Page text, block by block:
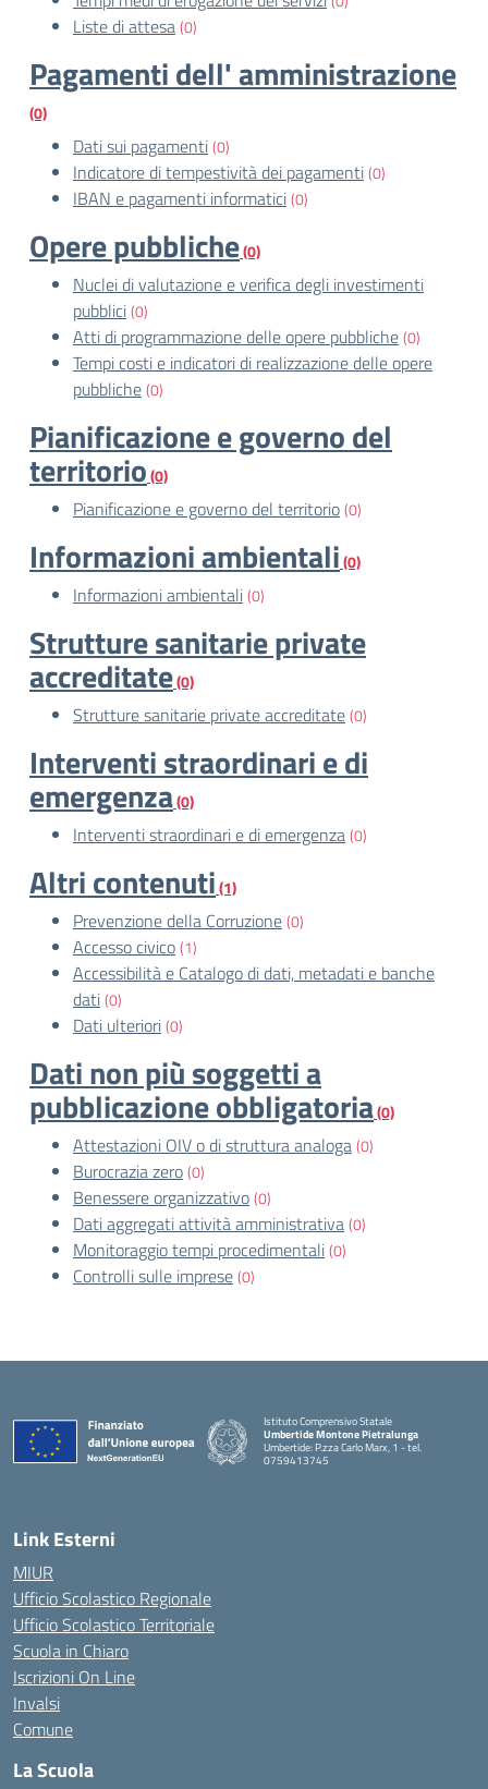
Liste di attesa(0)
Pagamenti dell' amministrazione
(0)
Dati sui pagamenti(0)
Indicatore di tempestività dei pagamenti(0)
IBAN e pagamenti informatici(0)
Opere pubbliche(0)
Nuclei di valutazione e verifica degli investimenti
pubblici(0)
Atti di programmazione delle opere pubbliche(0)
Tempi costi e indicatori di realizzazione delle opere
pubbliche(0)
Pianificazione e governo del
territorio(0)
Pianificazione e governo del territorio(0)
Informazioni ambientali(0)
Informazioni ambientali(0)
Strutture sanitarie private
accreditate(0)
Strutture sanitarie private accreditate(0)
Interventi straordinari e di
emergenza(0)
Interventi straordinari e di emergenza(0)
Altri contenuti(1)
Prevenzione della Corruzione(0)
Accesso civico(1)
Accessibilità e Catalogo di dati, metadati e banche
dati(0)
Dati ulteriori(0)
Dati non più soggetti a
pubblicazione obbligatoria(0)
Attestazioni OIV o di struttura analoga(0)
Burocrazia zero(0)
Benessere organizzativo(0)
Dati aggregati attività amministrativa(0)
Monitoraggio tempi procedimentali(0)
Controlli sulle imprese(0)
Istituto Comprensivo Statale
Umbertide Montone Pietralunga
Umbertide: P.zza Carlo Marx, 1 - tel.
0759413745
Link Esterni
MIUR
Ufficio Scolastico Regionale
Ufficio Scolastico Territoriale
Scuola in Chiaro
Iscrizioni On Line
Invalsi
Comune
La Scuola